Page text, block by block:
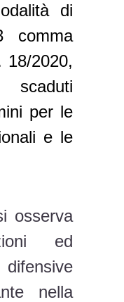
di
comma
2020,
per le
e le
osserva
ed
nella